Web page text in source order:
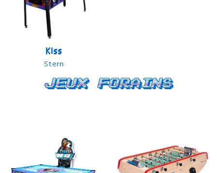
Kiss
Stern
Jeux forains